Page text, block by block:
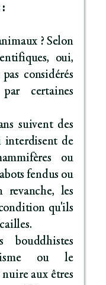
? Selon
oui,
considérés
certaines
suivent des
interdisent de
ou
fendus ou
les
qu'ils
ou le
aux êtres